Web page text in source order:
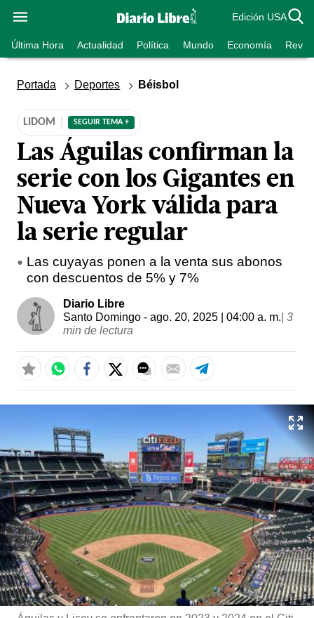
Edición USA
Última Hora Actualidad Política Mundo Economía
Portada Deportes Béisbol
LIDOM SEGUIR TEMA +
Las Águilas confirman la
serie con los Gigantes en
Nueva York válida para
la serie regular
Las cuyayas ponen a la venta sus abonos
con descuentos de 5% y 7%
Diario Libre
Santo Domingo - ago. 20, 2025 | 04:00 a. m. 3
min de lectura